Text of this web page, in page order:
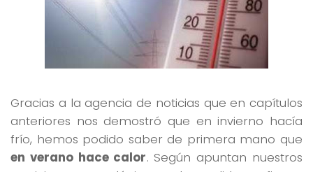
Gracias a la agencia de noticias que en capítulos
anteriores nos demostró que en invierno hacía
frío, hemos podido saber de primera mano que
en verano hace calor. Según apuntan nuestros